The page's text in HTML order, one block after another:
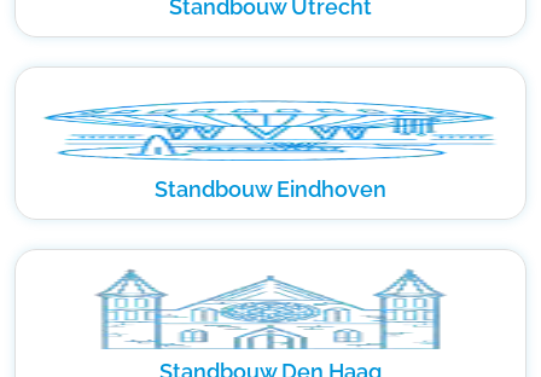
Standbouw Utrecht
Standbouw Eindhoven
Standbouw Den Haag